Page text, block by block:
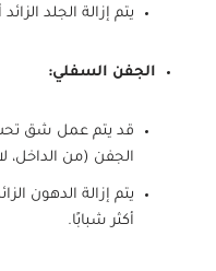
يتم إزالة الجلد
الجفن السفلي:
قد يتم عمل شق
الجفن (من الداخل،
يتم إزالة الدهون
أكثر شبابًا.